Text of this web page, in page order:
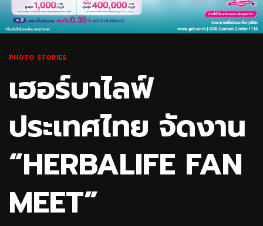
PHOTO STORIES
เฮอร์บาไลฟ์
ประเทศไทย จัดงาน
“HERBALIFE FAN
MEET”